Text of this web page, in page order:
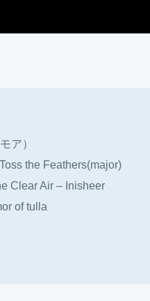
ア）
the Feathers(major)
Clear Air – Inisheer
of tulla